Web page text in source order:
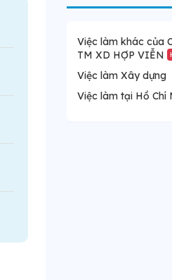
Việc làm khác của
TM XD HỢP VIỄN
Việc làm Xây dựng
Việc làm tại Hồ Chí